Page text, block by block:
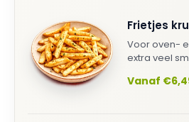
Frietjes
Voor oven-
extra veel
Vanaf